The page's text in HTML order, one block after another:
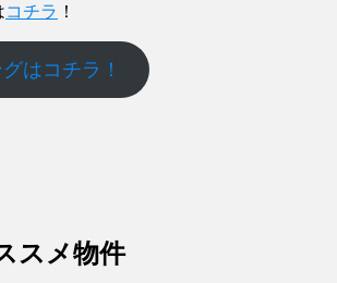
コチラ ！
はコチラ！
スメ物件